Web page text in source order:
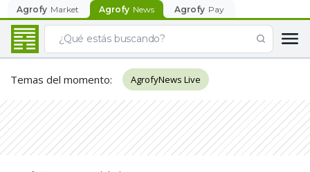
Agrofy Market Agrofy News Agrofy Pay
Temas del momento: AgrofyNews Live